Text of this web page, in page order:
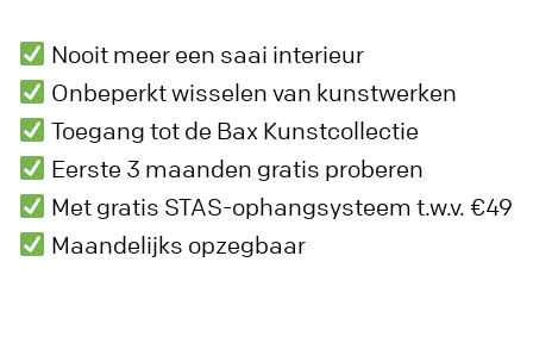
Nooit meer een saai interieur
Onbeperkt wisselen van kunstwerken
Toegang tot de Bax Kunstcollectie
Eerste 3 maanden gratis proberen
Met gratis STAS-ophangsysteem t.w.v. €49
Maandelijks opzegbaar